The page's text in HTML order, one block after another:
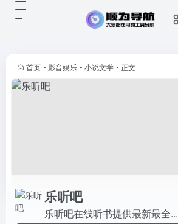
首页 • 影音娱乐 • 小说文学 • 正文
乐听吧
乐听吧在线听书提供最新最全...